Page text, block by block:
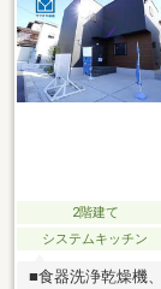
管の故障や漏水に
工事施工後5年間
2階建て
システムキッチン
■食器洗浄乾燥機